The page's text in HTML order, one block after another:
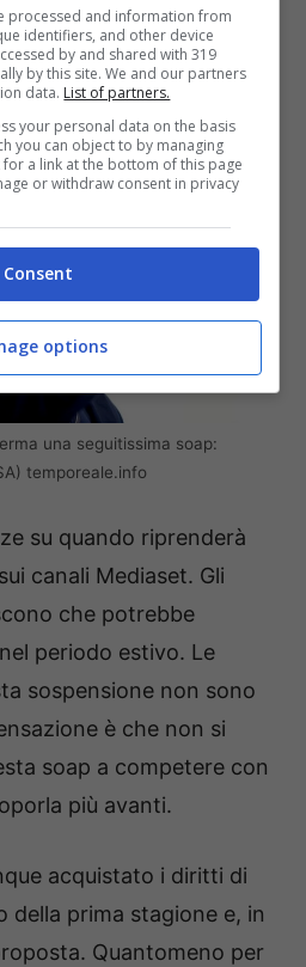
seguire da giovedì 9
non è stato.
una seguitissima soap:
temporeale.info
su quando riprenderà
canali Mediaset. Gli
che potrebbe
periodo estivo. Le
sospensione non sono
è che non si
soap a competere con
più avanti.
acquistato i diritti di
della prima stagione e, in
Quantomeno per
processed and information from
identifiers, and other device
by and shared with 319
by this site. We and our partners
data. List of partners.
your personal data on the basis
you can object to by managing
a link at the bottom of this page
or withdraw consent in privacy
Consent
options